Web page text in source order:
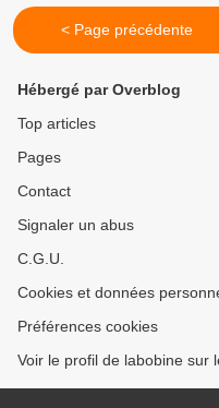
< Page précédente
Hébergé par Overblog
Top articles
Pages
Contact
Signaler un abus
C.G.U.
Cookies et données
Préférences cookies
Voir le profil de labobine sur